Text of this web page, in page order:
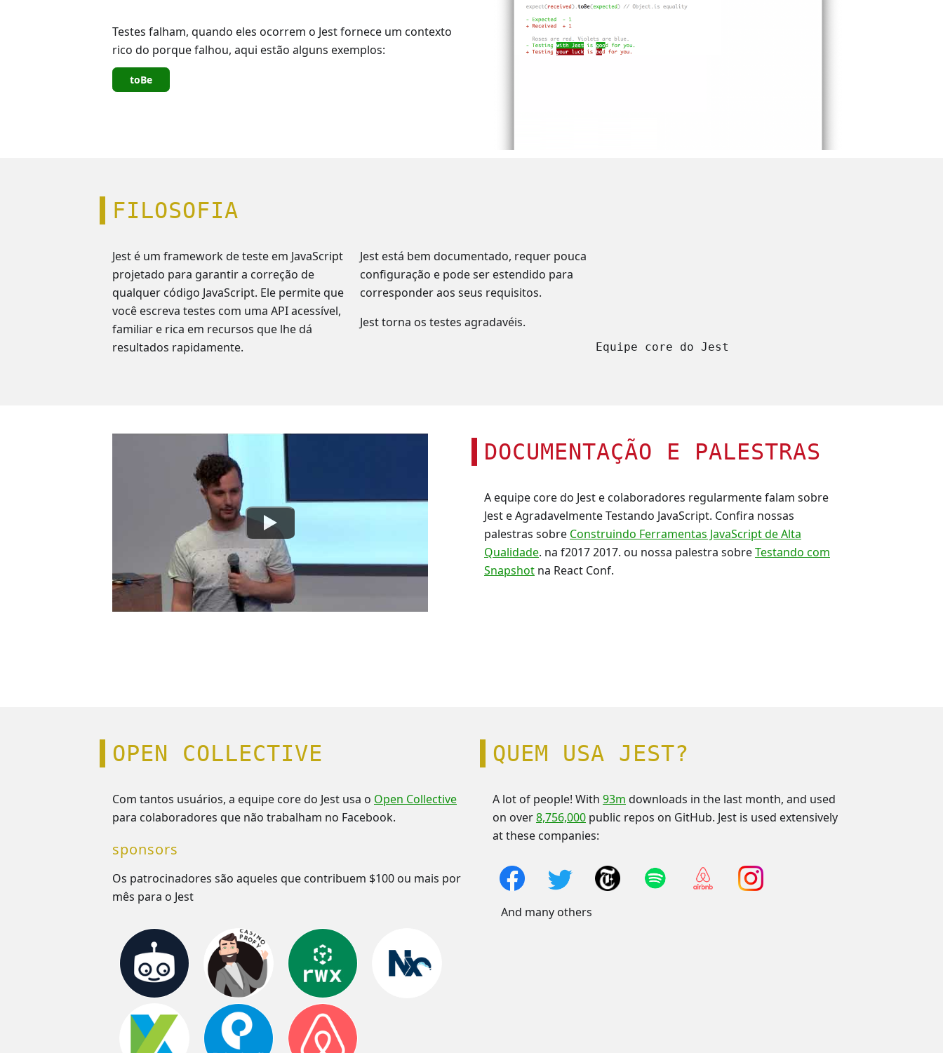
Testes falham, quando eles ocorrem o Jest fornece um contexto
rico do porque falhou, aqui estão alguns exemplos:
toBe
FILOSOFIA
Jest é um framework de teste em JavaScript
projetado para garantir a correção de
qualquer código JavaScript. Ele permite que
você escreva testes com uma API acessível,
familiar e rica em recursos que lhe dá
resultados rapidamente.
Jest está bem documentado, requer pouca
configuração e pode ser estendido para
corresponder aos seus requisitos.
Jest torna os testes agradavéis.
Equipe core do Jest
DOCUMENTAÇÃO E PALESTRAS
A equipe core do Jest e colaboradores regularmente falam sobre
Jest e Agradavelmente Testando JavaScript. Confira nossas
palestras sobre Construindo Ferramentas JavaScript de Alta
Qualidade. na f2017 2017. ou nossa palestra sobreTestando com
Snapshot na React Conf.
OPEN COLLECTIVE
Com tantos usuários, a equipe core do Jest usa o Open Collective
para colaboradores que não trabalham no Facebook.
sponsors
Os patrocinadores são aqueles que contribuem $100 ou mais por
mês para o Jest
QUEM USA JEST?
A lot of people! With 93m downloads in the last month, and used
on over8,756,000 public repos on GitHub. Jest is used extensively
at these companies:
And many others